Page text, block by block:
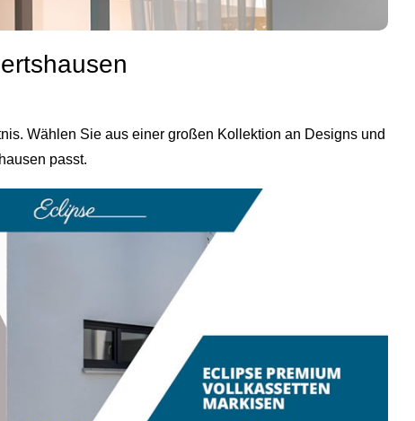
Wählen Sie aus einer großen Kollektion an Designs und
passt.